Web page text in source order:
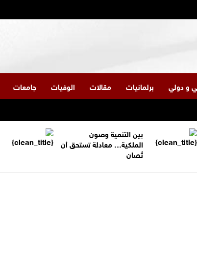
و دولي برلمانيات مقالات الوفيات جامعات
بين التنمية وصون
الملكية… معادلة تستحق أن
تُصان